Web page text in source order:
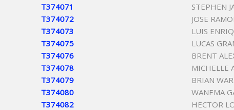
T374071
STEPHEN
T374072
JOSE
T374073
LUIS
T374075
LUCAS
T374076
BRENT
T374078
MICHELLE
T374079
BRIAN
T374080
WANEMA
T374082
HECTOR